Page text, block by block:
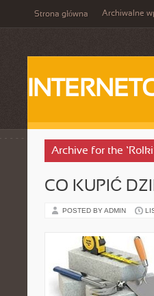
Strona główna Archiwalne
Archive for the
CO KUPIĆ
POSTED BY ADMIN